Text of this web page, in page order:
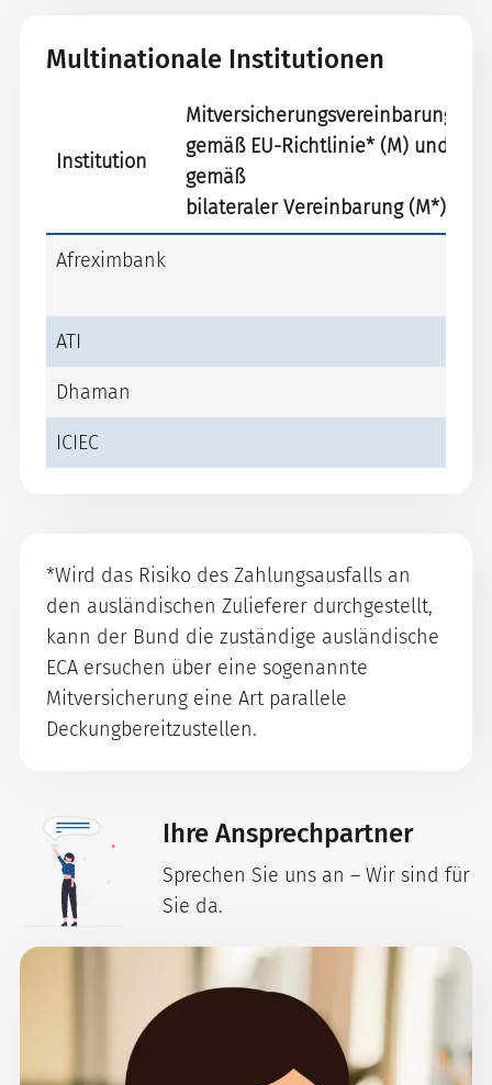
Multinationale Institutionen
Institution
Mitversicherungsvereinbarungen
gemäß EU-Richtlinie* (M) und
gemäß
bilateraler Vereinbarung (M*)
Afreximbank
ATI
Dhaman
ICIEC
*Wird das Risiko des Zahlungsausfalls an
den ausländischen Zulieferer durchgestellt,
kann der Bund die zuständige ausländische
ECA ersuchen über eine sogenannte
Mitversicherung eine Art parallele
Deckungbereitzustellen.
Ihre Ansprechpartner
Sprechen Sie uns an – Wir sind für
Sie da.